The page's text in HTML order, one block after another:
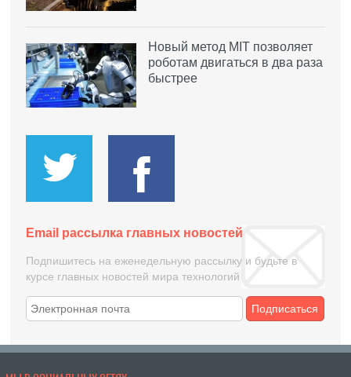
Новый метод MIT позволяет
роботам двигаться в два раза
быстрее
Email рассылка главных новостей
Подпишитесь на еженедельную рассылку и будьте в
курсе главных новостей мира технологий
Подписаться